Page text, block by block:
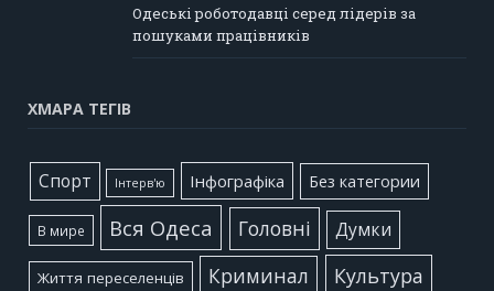
Одеські роботодавці серед лідерів за
пошуками працівників
ХМАРА ТЕГІВ
Cпорт Інтерв'ю Інфографіка Без категории
В мире Вся Одеса Головні Думки
Життя переселенців Криминал Культура